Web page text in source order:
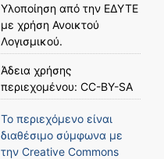
Υλοποίηση από την ΕΔΥΤΕ
με χρήση Ανοικτού
Λογισμικού.
Άδεια χρήσης
περιεχομένου: CC-BY-SA
Το περιεχόμενο είναι
διαθέσιμο σύμφωνα με
την Creative Commons